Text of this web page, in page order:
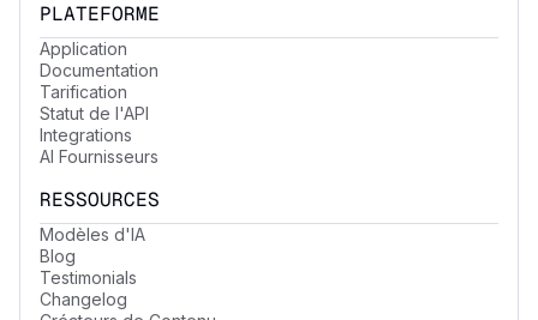
PLATEFORME
Application
Documentation
Tarification
Statut de l'API
Integrations
AI Fournisseurs
RESSOURCES
Modèles d'IA
Blog
Testimonials
Changelog